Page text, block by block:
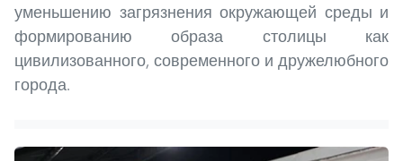
уменьшению загрязнения окружающей среды и
формированию образа столицы как
цивилизованного, современного и дружелюбного
города.